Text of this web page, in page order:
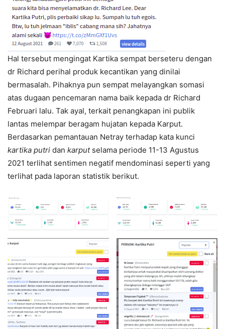
Hal tersebut mengingat Kartika sempat berseteru dengan
dr Richard perihal produk kecantikan yang dinilai
bermasalah. Pihaknya pun sempat melayangkan somasi
atas dugaan pencemaran nama baik kepada dr Richard
Februari lalu. Tak ayal, terkait penangkapan ini publik
lantas melempar beragam hujatan kepada Karput.
Berdasarkan pemantauan Netray terhadap kata kunci
kartika putri dan karputselama periode 11-13 Agustus
2021 terlihat sentimen negatif mendominasi seperti yang
terlihat pada laporan statistik berikut.